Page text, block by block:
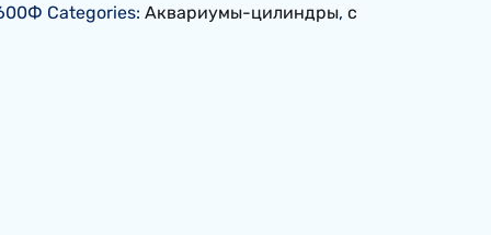
Categories: Аквариумы-цилиндры, с